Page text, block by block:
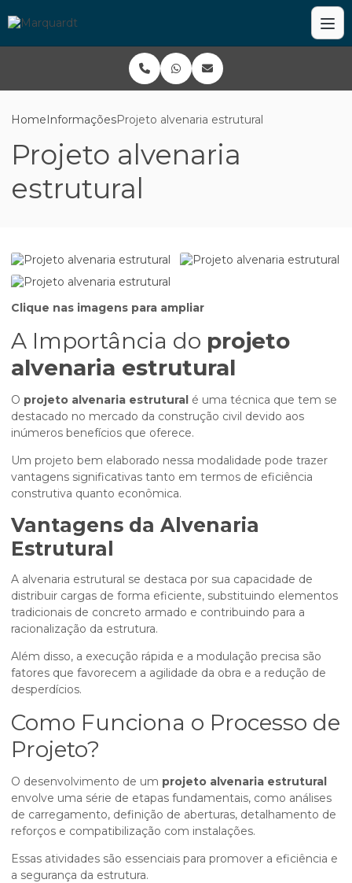
HomeInformaçõesProjeto alvenaria estrutural
Projeto alvenaria
estrutural
Clique nas imagens para ampliar
A Importância do projeto
alvenaria estrutural
O projeto alvenaria estrutural é uma técnica que tem se
destacado no mercado da construção civil devido aos
inúmeros benefícios que oferece.
Um projeto bem elaborado nessa modalidade pode trazer
vantagens significativas tanto em termos de eficiência
construtiva quanto econômica.
Vantagens da Alvenaria
Estrutural
A alvenaria estrutural se destaca por sua capacidade de
distribuir cargas de forma eficiente, substituindo elementos
tradicionais de concreto armado e contribuindo para a
racionalização da estrutura.
Além disso, a execução rápida e a modulação precisa são
fatores que favorecem a agilidade da obra e a redução de
desperdícios.
Como Funciona o Processo de
Projeto?
O desenvolvimento de um projeto alvenaria estrutural
envolve uma série de etapas fundamentais, como análises
de carregamento, definição de aberturas, detalhamento de
reforços e compatibilização com instalações.
Essas atividades são essenciais para promover a eficiência e
a segurança da estrutura.